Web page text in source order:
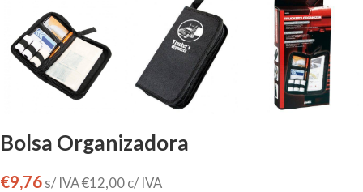
Bolsa Organizadora
€9,76 s/ IVA€12,00 c/ IVA